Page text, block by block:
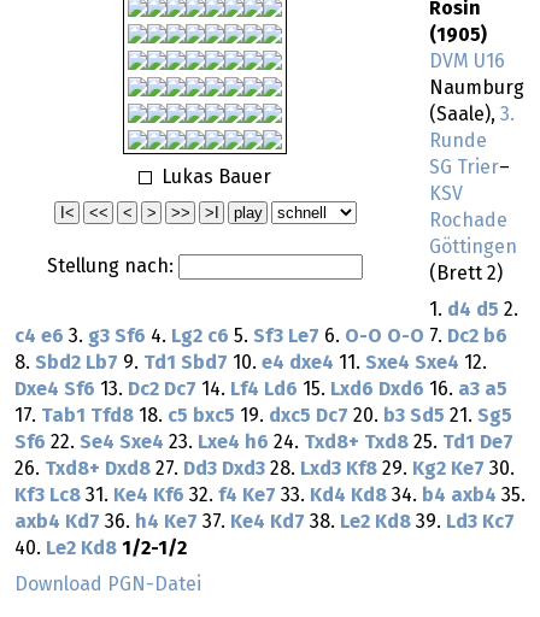
Lukas Bauer
Stellung nach:
Rosin
(1905)
DVM U16
Naumburg
(Saale), 3.
Runde
SG Trier–
KSV
Rochade
Göttingen
(Brett 2)
1. d4 d5 2.
c4 e6 3. g3 Sf6 4. Lg2 c6 5. Sf3 Le7 6. O-O O-O 7. Dc2 b6
8. Sbd2 Lb7 9. Td1 Sbd7 10. e4 dxe4 11. Sxe4 Sxe4 12.
Dxe4 Sf6 13. Dc2 Dc7 14. Lf4 Ld6 15. Lxd6 Dxd6 16. a3 a5
17. Tab1 Tfd8 18. c5 bxc5 19. dxc5 Dc7 20. b3 Sd5 21. Sg5
Sf6 22. Se4 Sxe4 23. Lxe4 h6 24. Txd8+ Txd8 25. Td1
De7
26. Txd8+ Dxd8 27. Dd3 Dxd3 28. Lxd3 Kf8 29. Kg2 Ke7 30.
Kf3 Lc8 31. Ke4 Kf6 32. f4 Ke7 33. Kd4 Kd8 34. b4 axb4 35.
axb4 Kd7 36. h4 Ke7 37. Ke4 Kd7 38. Le2 Kd8 39. Ld3 Kc7
40. Le2 Kd8 1/2-1/2
Download PGN-Datei